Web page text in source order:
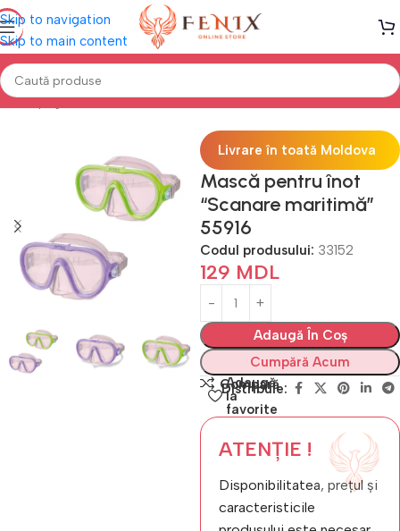
Skip to navigation
Skip to main content
Prima pagină PISCINE Accesorii înot
Livrare în toată Moldova
Mască pentru înot
“Scanare maritimă”
55916
Codul produsului: 33152
129 MDL
Adaugă În Coș
Cumpără Acum
Compară
Adaugă
la
favorite
Distribuie:
ATENȚIE !
Disponibilitatea, prețul și
caracteristicile